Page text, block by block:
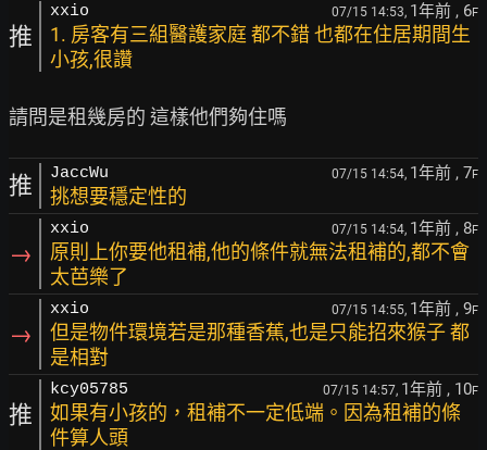
推
xxio 07/15 14:53, 1年前 , 6F
1. 房客有三組醫護家庭 都不錯 也都在住居期間生
小孩,很讚
推 JaccWu 07/15 14:54, 1年前 , 7F
挑想要穩定性的
→
xxio 07/15 14:54, 1年前 , 8F
原則上你要他租補,他的條件就無法租補的,都不會
太芭樂了
→
xxio 07/15 14:55, 1年前 , 9F
但是物件環境若是那種香蕉,也是只能招來猴子 都
是相對
推
kcy05785 07/15 14:57, 1年前 , 10F
如果有小孩的，租補不一定低端。因為租補的條
件算人頭